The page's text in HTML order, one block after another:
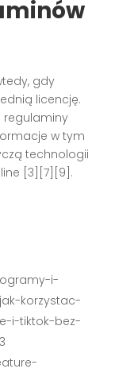
gdy
licencję.
regulaminy
w tym
technologii
[3][7][9].
i-
korzystac-
i-tiktok-bez-